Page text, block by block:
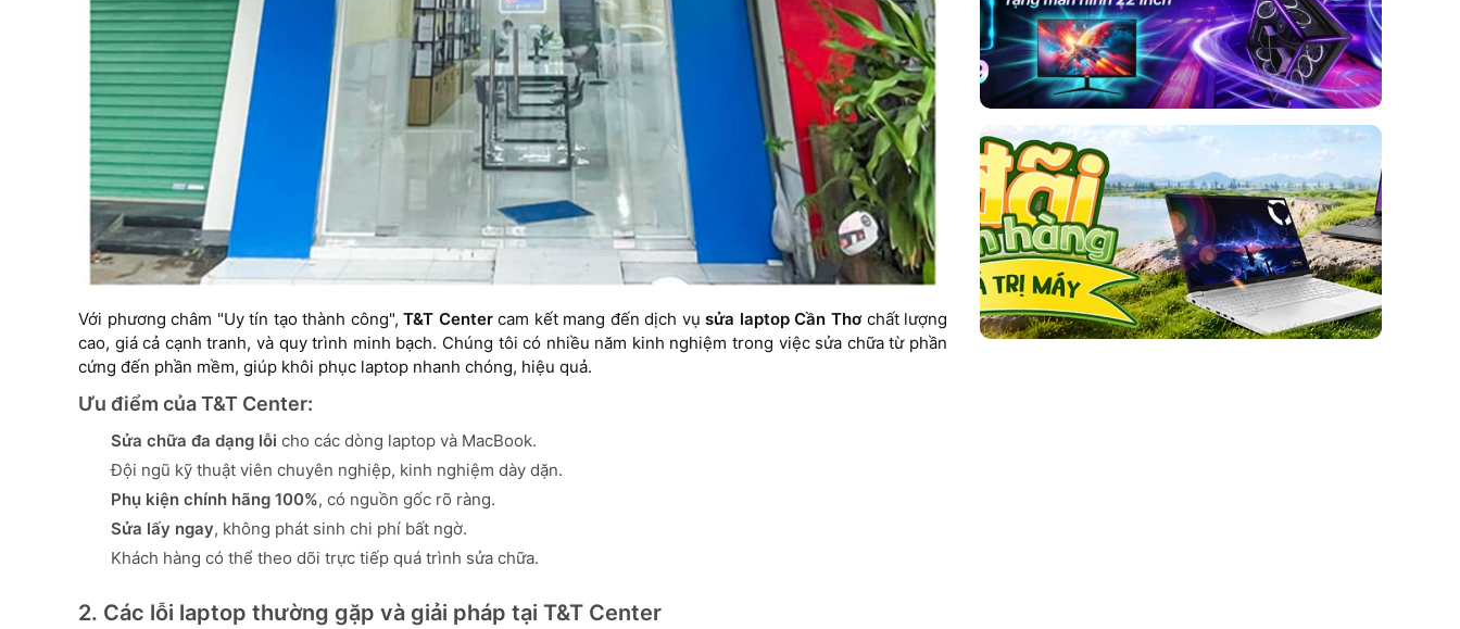
Với phương châm "Uy tín tạo thành công",T&T Centercam kết mang đến dịch vụsửa laptop Cần Thơ chất lượng
cao, giá cả cạnh tranh, và quy trình minh bạch. Chúng tôi có nhiều năm kinh nghiệm trong việc sửa chữa từ phần
cứng đến phần mềm, giúp khôi phục laptop nhanh chóng, hiệu quả.
Ưu điểm của T&T Center:
Sửa chữa đa dạng lỗi cho các dòng laptop và MacBook.
Đội ngũ kỹ thuật viên chuyên nghiệp, kinh nghiệm dày dặn.
Phụ kiện chính hãng 100%, có nguồn gốc rõ ràng.
Sửa lấy ngay, không phát sinh chi phí bất ngờ.
Khách hàng có thể theo dõi trực tiếp quá trình sửa chữa.
2. Các lỗi laptop thường gặp và giải pháp tại T&T Center